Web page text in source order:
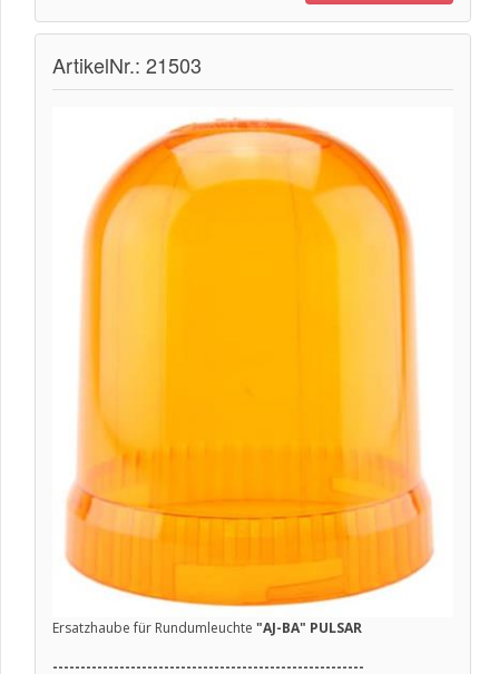
ArtikelNr.: 21503
Ersatzhaube für Rundumleuchte "AJ-BA" PULSAR
--------------------------------------------------------